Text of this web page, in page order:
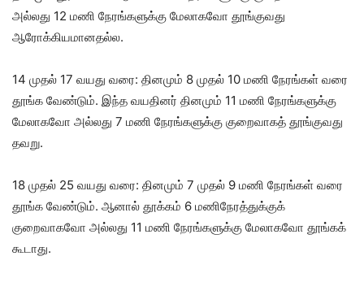
அல்லது 12 மணி நேரங்களுக்கு மேலாகவோ தூங்குவது
ஆரோக்கியமானதல்ல.
14 முதல் 17 வயது வரை: தினமும் 8 முதல் 10 மணி நேரங்கள் வரை
தூங்க வேண்டும். இந்த வயதினர் தினமும் 11 மணி நேரங்களுக்கு
மேலாகவோ அல்லது 7 மணி நேரங்களுக்கு குறைவாகத் தூங்குவது
தவறு.
18 முதல் 25 வயது வரை: தினமும் 7 முதல் 9 மணி நேரங்கள் வரை
தூங்க வேண்டும். ஆனால் தூக்கம் 6 மணிநேரத்துக்குக்
குறைவாகவோ அல்லது 11 மணி நேரங்களுக்கு மேலாகவோ தூங்கக்
கூடாது.